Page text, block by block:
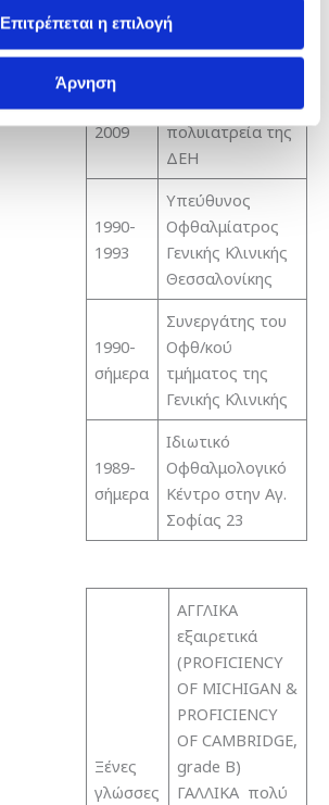
Επιτρέπεται η επιλογή
Άρνηση
τρος στο ΙΚΑ
Πύλης Αξιού
1990-
2009
τρος στα
πολυιατρεία της
ΔΕΗ
1990-
1993
Υπεύθυνος
Οφθαλμίατρος
Γενικής Κλινικής
Θεσσαλονίκης
1990-
σήμερα
Συνεργάτης του
Οφθ/κού
τμήματος της
Γενικής Κλινικής
1989-
σήμερα
Ιδιωτικό
Οφθαλμολογικό
Κέντρο στην Αγ.
Σοφίας 23
Ξένες
γλώσσες
ΑΓΓΛΙΚΑ
εξαιρετικά
(PROFICIENCY
OF MICHIGAN &
PROFICIENCY
OF CAMBRIDGE,
grade B)
ΓΑΛΛΙΚΑ πολύ